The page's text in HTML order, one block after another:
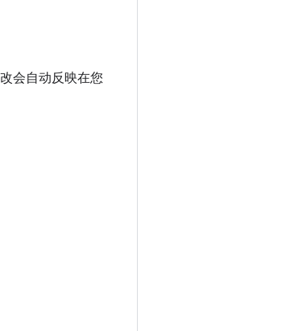
会自动反映在您